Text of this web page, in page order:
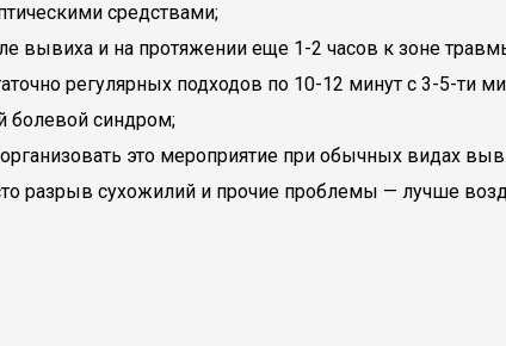
средствами;
вывиха и на протяжении еще 1-2 часов к зоне
регулярных подходов по 10-12 минут с 3-5-ти
болевой синдром;
это мероприятие при обычных видах
разрыв сухожилий и прочие проблемы — лучше